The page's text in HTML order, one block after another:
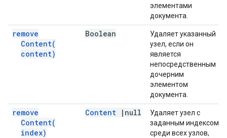
элементами
документа.
remove
Content(
content)
Boolean
Удаляет указанный
узел, если он
является
непосредственным
дочерним
элементом
документа.
remove
Content(
index)
Content | null
Удаляет узел с
заданным индексом
среди всех узлов,